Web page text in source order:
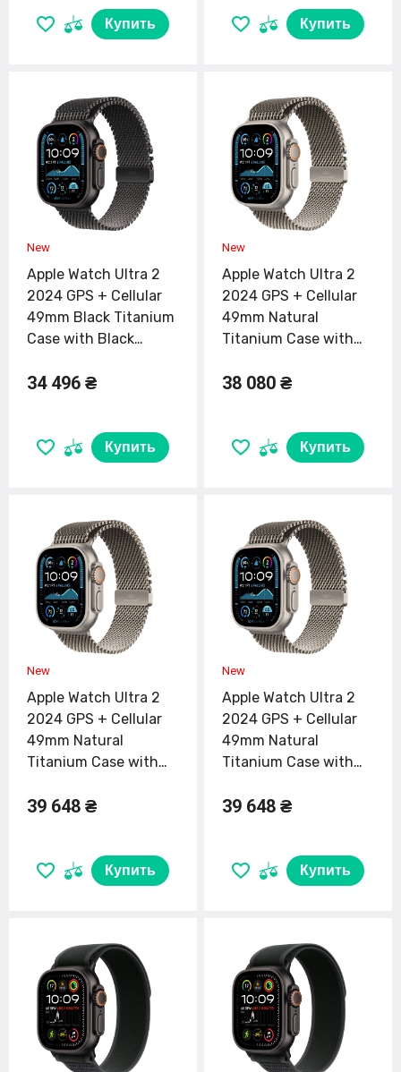
Купить Купить
Apple Watch Ultra 2
2024 GPS + Cellular
49mm Black Titanium
Case with Black
Loop - Medium
34 496 ₴
Купить
Apple Watch Ultra 2
2024 GPS + Cellular
49mm Natural
Titanium Case with
Milanese Loop - Small
38 080 ₴
Купить
Apple Watch Ultra 2
2024 GPS + Cellular
49mm Natural
Titanium Case with
Milanese Loop -
39 648 ₴
Купить
Apple Watch Ultra 2
2024 GPS + Cellular
49mm Natural
Titanium Case with
Milanese Loop - Large
39 648 ₴
Купить